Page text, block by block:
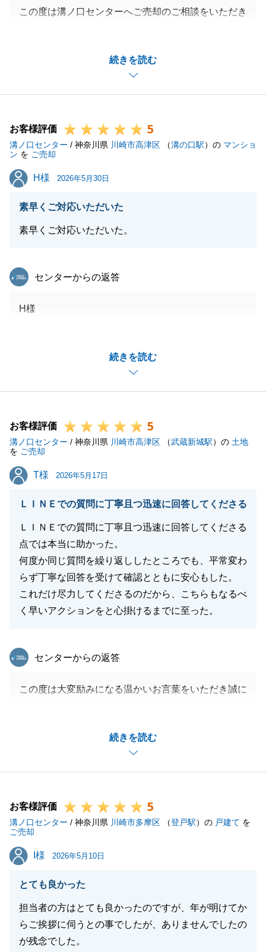
続きを読む
この度は溝ノ口センターへご売却のご相談をいただき
がら、新住所をご連絡いただいた際のメールへの返信
が漏れておりましたことを深くお詫び申し上げます。
大切なマンションのご売却をお任せいただいたことへ
善に努める所存です。
また不動産に関することやご相談などがございました
ら、いつでもお気軽にご連絡いただけますと幸いでご
ざいます。
ります。
お客様評価 5
溝ノ口センター / 神奈川県 川崎市高津区 （溝の口駅）の マンショ
ン を ご売却
H様
H様 2026年5月30日
素早くご対応いただいた
素早くご対応いただいた。
続きを読む
東急リバブル
センターからの返答
H様
この度はお忙しい中、大変温かいメッセージをいただ
き、誠にありがとうございました。
「素早く対応してくれた」とのお言葉をいただき、大
大切なマンションのご売却において、代理人を務めら
れたお嬢様には多大なるご協力をいただき、スムーズ
に手続きを進めることができました。
重ねて御礼申し上げます。
H様、そしてお嬢様、ご家族の皆様が、末永く健康で
幸福に満ちた日々を過ごされますよう、心よりお祈り
申し上げます。
また何かお困りごとがございましたら、いつでもお気
軽にお声がけください。
お客様評価 5
溝ノ口センター / 神奈川県 川崎市高津区 （武蔵新城駅）の 土地
を ご売却
T様
T様 2026年5月17日
ＬＩＮＥでの質問に丁寧且つ迅速に回答してくださる
ＬＩＮＥでの質問に丁寧且つ迅速に回答してくださる
点では本当に助かった。
何度か同じ質問を繰り返ししたところでも、平常変わ
らず丁寧な回答を受けて確認とともに安心もした。
これだけ尽力してくださるのだから、こちらもなるべ
く早いアクションをと心掛けるまでに至った。
続きを読む
東急リバブル
センターからの返答
この度は大変励みになる温かいお言葉をいただき誠に
安も大きかったことと存じますが、私とのLINEでの
やり取りを通じて「安心できた」と仰っていただけた
ことは、営業担当として何よりの喜びです。
からこそ、無事にお取引を完了することができまし
た。
こちらの方こそ心より感謝申し上げます。
不動産に関することはもちろん、今後また何かお困り
LINEやお電話にてご連絡下さい。
またのご縁を心よりお待ちしております。
お客様評価 5
溝ノ口センター / 神奈川県 川崎市多摩区 （登戸駅）の 戸建て を
ご売却
I様
I様 2026年5月10日
とても良かった
担当者の方はとても良かったのですが、年が明けてか
らご挨拶に伺うとの事でしたが、ありませんでしたの
が残念でした。